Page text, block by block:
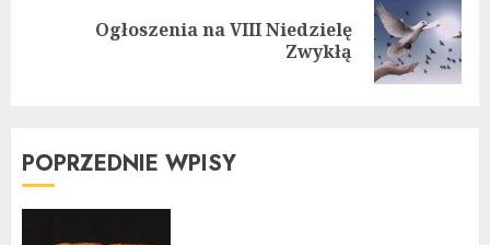
Ogłoszenia na VIII Niedzielę
Zwykłą
POPRZEDNIE WPISY